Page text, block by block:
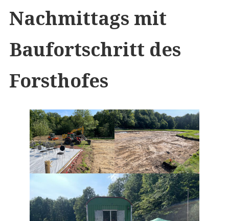
Nachmittags mit
Baufortschritt des
Forsthofes